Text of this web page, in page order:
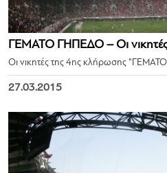
ΓΕΜΑΤΟ ΓΗΠΕΔΟ – Οι
Οι νικητές της 4ης κλήρωσης
27.03.2015